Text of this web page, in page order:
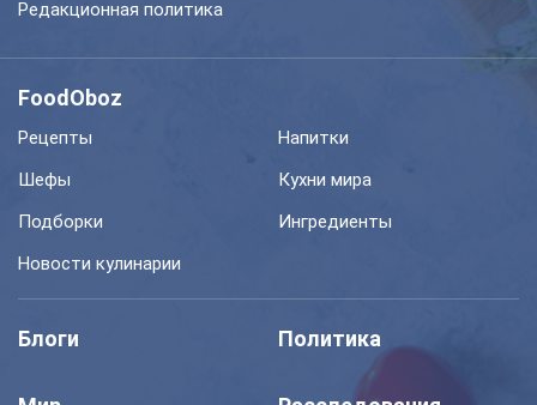
Редакционная политика
FoodOboz
Рецепты
Напитки
Шефы
Кухни мира
Подборки
Ингредиенты
Новости кулинарии
Блоги Политика